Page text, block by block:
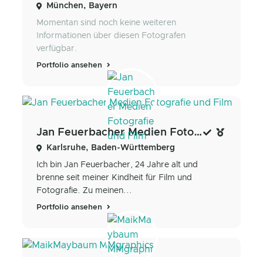
München, Bayern
Momentan sind noch keine weiteren
Informationen über diesen Fotografen
verfügbar.
Portfolio ansehen
Jan Feuerbacher Medien Fotografie und Film
Karlsruhe, Baden-Württemberg
Ich bin Jan Feuerbacher, 24 Jahre alt und
brenne seit meiner Kindheit für Film und
Fotografie. Zu meinen...
Portfolio ansehen